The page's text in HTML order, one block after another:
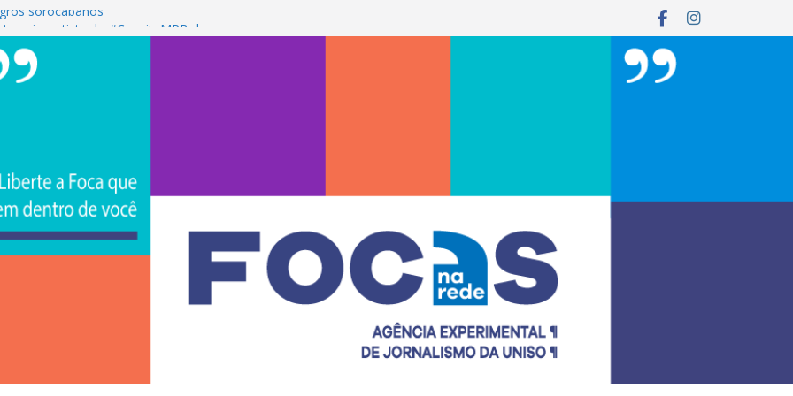
sorocabanos
artista do #ConviteMPB do
2026 promove integração, ciência e